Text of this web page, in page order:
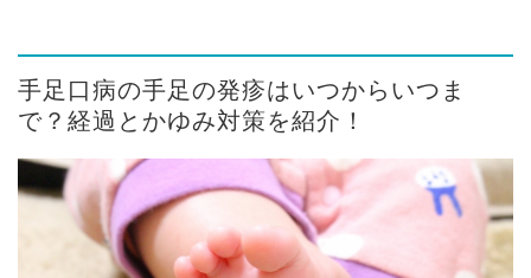
手足口病の手足の発疹はいつからいつま
で？経過とかゆみ対策を紹介！